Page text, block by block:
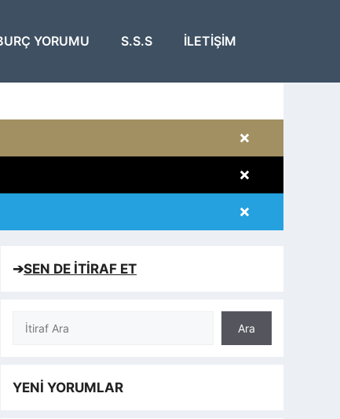
YORUMU S.S.S İLETIŞIM
×
×
×
➔SEN DE İTİRAF ET
Ara
Ara
YENİ YORUMLAR